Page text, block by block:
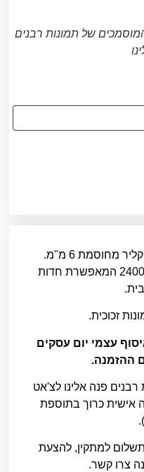
של תמונות רבנים
הדפסה על זכוכית אקסטרה קליר מחוסמת 6 מ"מ.
איכות הדפסה מגיעה עד 2400DPI המאפשרת חדות
זכוכית.
(איסוף עצמי יום עסקים
ההזמנה.
רבנים פנה אלינו לצ'אט
אישית כרוך בתוספת
למתקין, להצעת
צרו קשר.